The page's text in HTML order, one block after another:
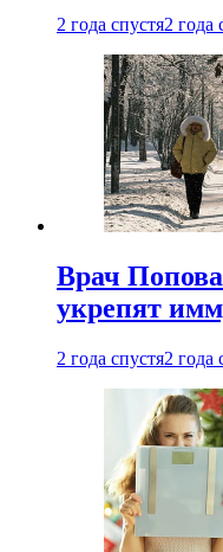
2 года спустя2 года
Врач
укрепят
2 года спустя2 года